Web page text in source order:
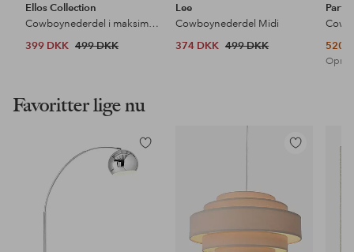
Ellos Collection
Cowboynederdel i maksimal længde
399 DKK 499 DKK
Lee
Cowboynederdel Midi
374 DKK 499 DKK
Part
520
Favoritter lige nu
Tilføj
til
Tilføj